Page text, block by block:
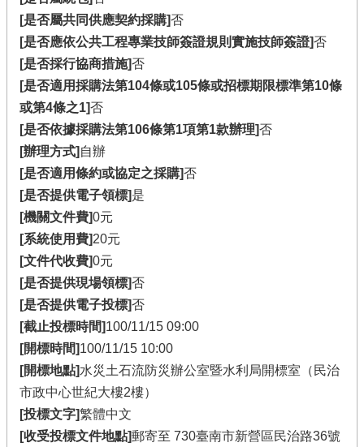
[是否屬共同供應契約採購]否
[是否應依公共工程專業技師簽證規則實施技師簽證]否
[是否採行協商措施]否
[是否適用採購法第104條或105條或招標期限標準第10條
或第4條之1]否
[是否依據採購法第106條第1項第1款辦理]否
[辦理方式] 自辦
[是否適用條約或協定之採購]否
[是否提供電子領標]是
[機關文件費]0元
[系統使用費]20元
[文件代收費]0元
[是否提供現場領標]否
[是否提供電子投標]否
[截止投標時間]100/11/15 09:00
[開標時間]100/11/15 10:00
[開標地點]水災土石流防災辦公室暨水利局開標室（民治
市政中心世紀大樓2樓）
[投標文字]繁體中文
[收受投標文件地點]郵寄至 730臺南市新營區民治路36號